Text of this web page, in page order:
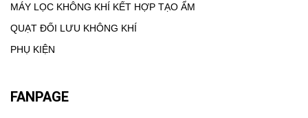
MÁY LỌC KHÔNG KHÍ KẾT HỢP TẠO ẨM
QUẠT ĐỐI LƯU KHÔNG KHÍ
PHỤ KIỆN
FANPAGE